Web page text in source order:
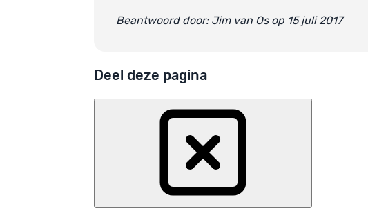
Beantwoord door: Jim van Os op 15 juli 2017
Deel deze pagina